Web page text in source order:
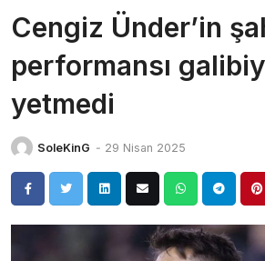
Cengiz Ünder’in
performansı
yetmedi
SoleKinG - 29 Nisan 2025